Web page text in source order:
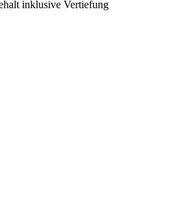
inklusive Vertiefung